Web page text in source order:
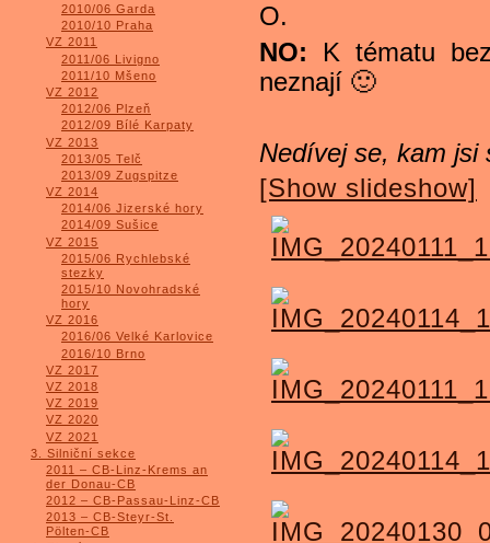
2010/06 Garda
2010/10 Praha
VZ 2011
2011/06 Livigno
2011/10 Mšeno
VZ 2012
2012/06 Plzeň
2012/09 Bílé Karpaty
VZ 2013
2013/05 Telč
2013/09 Zugspitze
VZ 2014
2014/06 Jizerské hory
2014/09 Sušice
VZ 2015
2015/06 Rychlebské
stezky
2015/10 Novohradské
hory
VZ 2016
2016/06 Velké Karlovice
2016/10 Brno
VZ 2017
VZ 2018
VZ 2019
VZ 2020
VZ 2021
3. Silniční sekce
2011 – CB-Linz-Krems an
der Donau-CB
2012 – CB-Passau-Linz-CB
2013 – CB-Steyr-St.
Pölten-CB
O.
NO: K tématu
neznají 🙂
Nedívej se, kam jsi
[Show slideshow]